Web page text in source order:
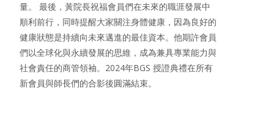
量。 最後，黃院長祝福會員們在未來的職涯發展中
順利前行，同時提醒大家關注身體健康，因為良好的
健康狀態是持續向未來邁進的最佳資本。他期許會員
們以全球化與永續發展的思維，成為兼具專業能力與
社會責任的商管領袖。2024年BGS 授證典禮在所有
新會員與師長們的合影後圓滿結束。